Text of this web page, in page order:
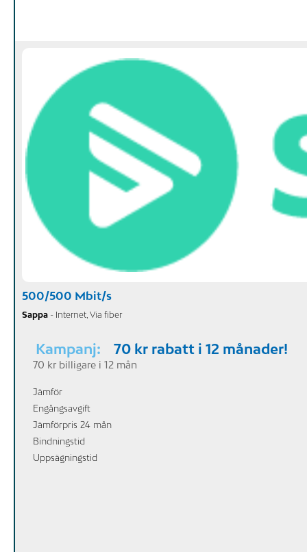
500/500 Mbit/s
Sappa - Internet, Via fiber
Kampanj: 70 kr rabatt i 12 månader!
70 kr billigare i 12 mån
Jämför
Engångsavgift
Jämförpris 24 mån
Bindningstid
Uppsägningstid